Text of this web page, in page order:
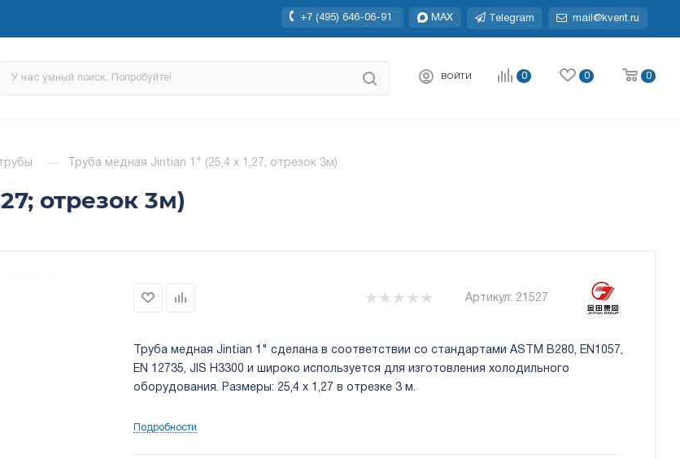
+7 (495) 646-06-91 MAX Telegram mail@kvent.ru
ВОЙТИ 0 0 0
— Труба медная Jintian 1" (25,4 х 1,27; отрезок 3м)
отрезок 3м)
Артикул: 21527
Труба медная Jintian 1" сделана в соответствии со стандартами ASTM B280, EN1057,
EN 12735, JIS H3300 и широко используется для изготовления холодильного
оборудования. Размеры: 25,4 х 1,27 в отрезке 3 м.
Подробности